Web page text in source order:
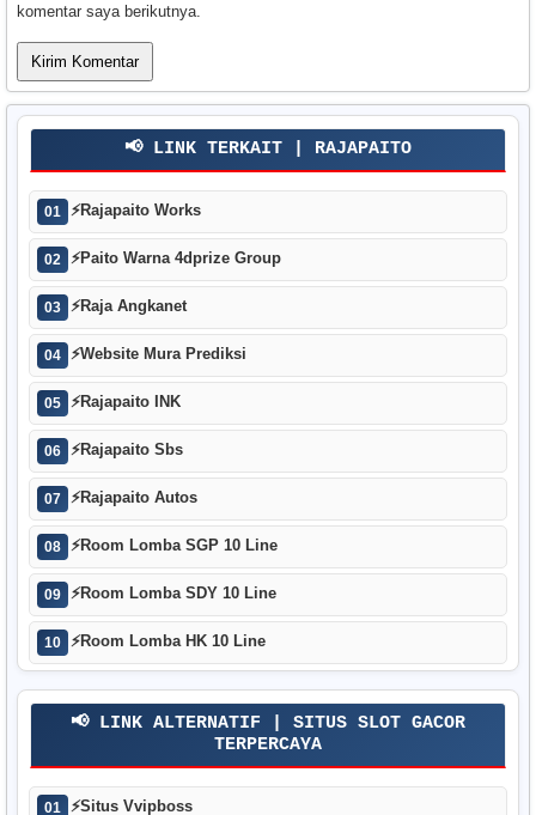
komentar saya berikutnya.
📢 LINK TERKAIT | RAJAPAITO
01 ⚡Rajapaito Works
02 ⚡Paito Warna 4dprize Group
03 ⚡Raja Angkanet
04 ⚡Website Mura Prediksi
05 ⚡Rajapaito INK
06 ⚡Rajapaito Sbs
07 ⚡Rajapaito Autos
08 ⚡Room Lomba SGP 10 Line
09 ⚡Room Lomba SDY 10 Line
10 ⚡Room Lomba HK 10 Line
📢 LINK ALTERNATIF | SITUS SLOT GACOR
TERPERCAYA
01 ⚡Situs Vvipboss